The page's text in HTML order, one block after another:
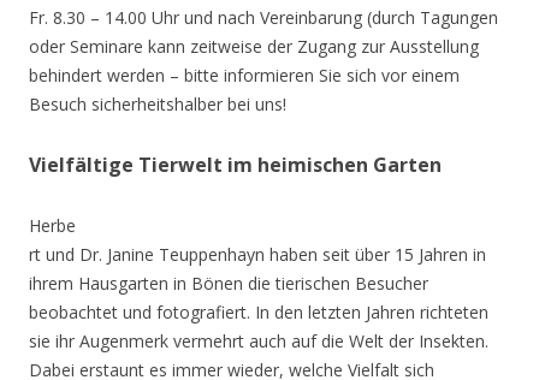
Fr. 8.30 – 14.00 Uhr und nach Vereinbarung (durch Tagungen
oder Seminare kann zeitweise der Zugang zur Ausstellung
behindert werden – bitte informieren Sie sich vor einem
Besuch sicherheitshalber bei uns!
Vielfältige Tierwelt im heimischen Garten
Herbe
rt und Dr. Janine Teuppenhayn haben seit über 15 Jahren in
ihrem Hausgarten in Bönen die tierischen Besucher
beobachtet und fotografiert. In den letzten Jahren richteten
sie ihr Augenmerk vermehrt auch auf die Welt der Insekten.
Dabei erstaunt es immer wieder, welche Vielfalt sich